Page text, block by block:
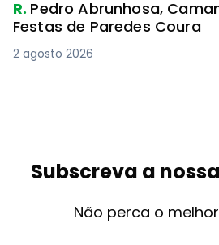
R. Pedro Abrunhosa,
Festas de Paredes Coura
2 agosto 2026
Subscreva a
Não perca o